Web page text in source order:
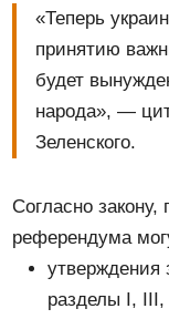
«Теперь
принятию
будет
народа», —
Зеленского.
Согласно закону,
референдума
утверждения
разделы I,